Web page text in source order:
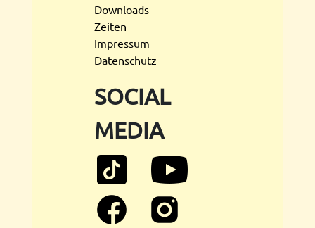
Downloads
Zeiten
Impressum
Datenschutz
SOCIAL
MEDIA